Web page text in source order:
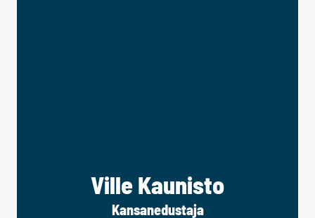
Ville Kaunisto
Kansanedustaja